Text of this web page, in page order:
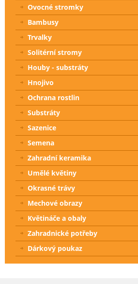
Ovocné stromky
Bambusy
Trvalky
Solitérní stromy
Houby - substráty
Hnojivo
Ochrana rostlin
Substráty
Sazenice
Semena
Zahradní keramika
Umělé květiny
Okrasné trávy
Mechové obrazy
Květináče a obaly
Zahradnické potřeby
Dárkový poukaz